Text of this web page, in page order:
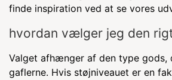
finde inspiration ved at se vores
hvordan vælger jeg den
Valget afhænger af den type gods,
gaflerne. Hvis støjniveauet er en